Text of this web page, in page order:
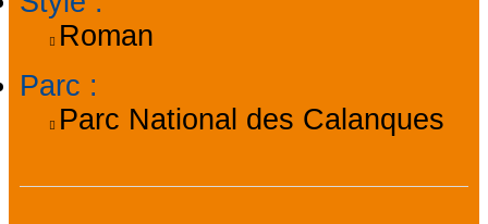
Roman
Parc :
Parc National des Calanques